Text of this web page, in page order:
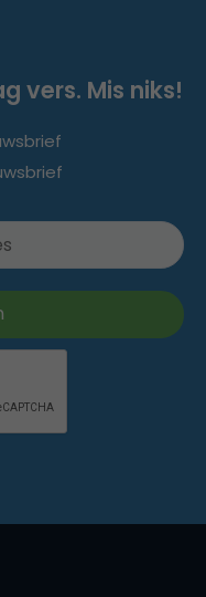
vers. Mis niks!